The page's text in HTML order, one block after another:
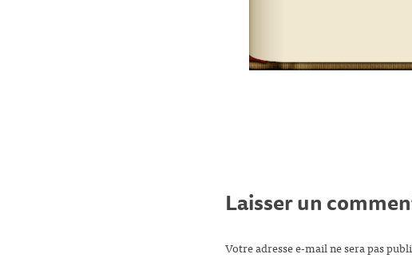
Laisser un
Votre adresse e-mail ne sera pas